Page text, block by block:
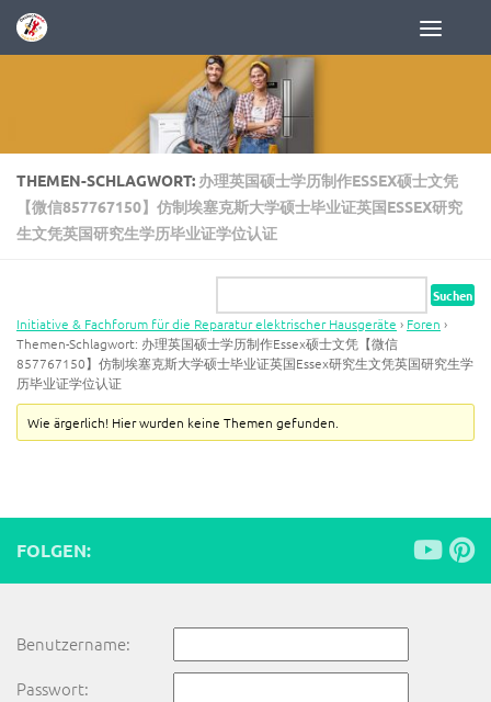
Zum Inhalt springen
THEMEN-SCHLAGWORT: 办理英国硕士学历制作ESSEX硕士文凭
【微信857767150】仿制埃塞克斯大学硕士毕业证英国ESSEX研究
生文凭英国研究生学历毕业证学位认证
Initiative & Fachforum für die Reparatur elektrischer Hausgeräte › Foren ›
Themen-Schlagwort: 办理英国硕士学历制作Essex硕士文凭【微信
857767150】仿制埃塞克斯大学硕士毕业证英国Essex研究生文凭英国研究生学
历毕业证学位认证
Wie ärgerlich! Hier wurden keine Themen gefunden.
FOLGEN:
Benutzername:
Passwort: